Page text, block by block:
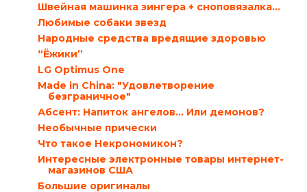
Швейная машинка зингера + сноповязалка...
Любимые собаки звезд
Народные средства вредящие здоровью
“Ёжики”
LG Optimus One
Мade in China: "Удовлетворение
безграничное"
Абсент: Напиток ангелов… Или демонов?
Необычные прически
Что такое Некрономикон?
Интересные электронные товары интернет-
магазинов США
Большие оригиналы